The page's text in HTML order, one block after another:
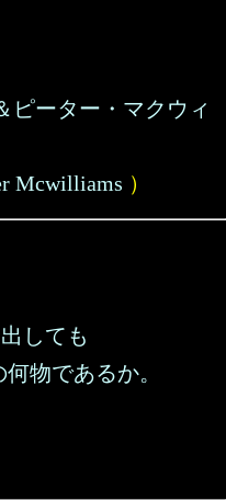
ピーター・マクウィ
Mcwilliams ）
しても
物であるか。